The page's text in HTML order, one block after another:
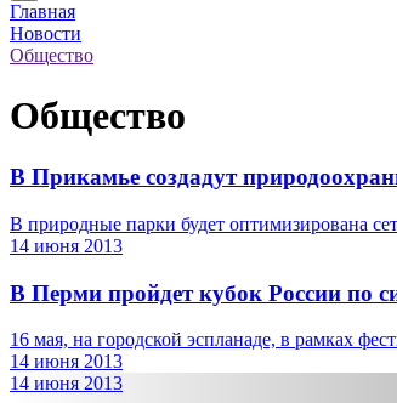
Главная
Новости
Общество
Общество
В Прикамье создадут
В природные парки будет оптимизирована
14 июня 2013
В Перми пройдет кубок России по
16 мая, на городской эспланаде, в рамках
14 июня 2013
14 июня 2013